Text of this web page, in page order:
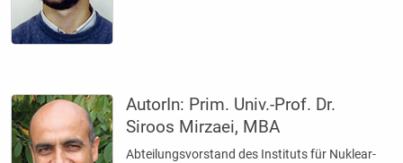
AutorIn: Prim. Univ.-Prof. Dr.
Siroos Mirzaei, MBA
Abteilungsvorstand des Instituts für Nuklear­